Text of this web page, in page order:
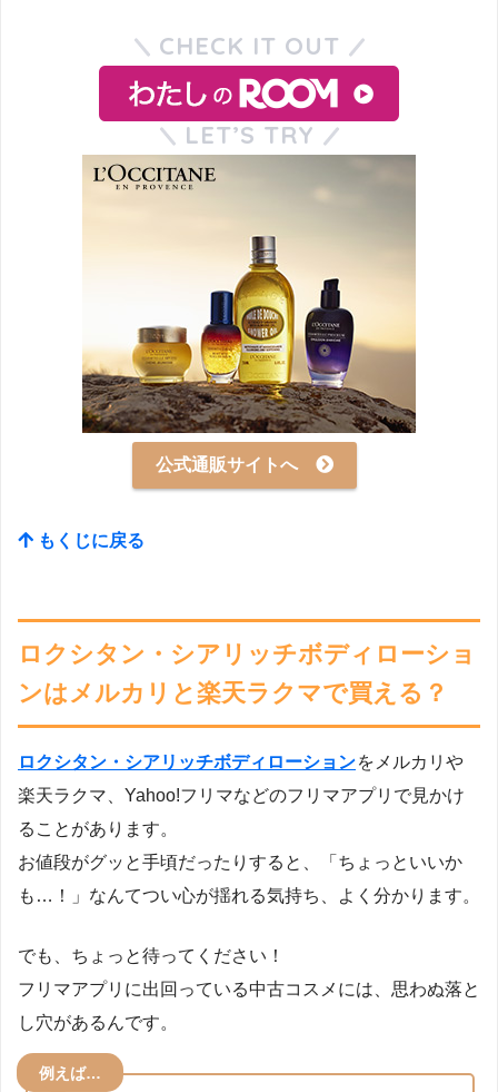
CHECK IT OUT
LET’S TRY
公式通販サイトへ
もくじに戻る
ロクシタン・シアリッチボディローショ
ンはメルカリと楽天ラクマで買える？
ロクシタン・シアリッチボディローションをメルカリや
楽天ラクマ、Yahoo!フリマなどのフリマアプリで見かけ
ることがあります。
お値段がグッと手頃だったりすると、「ちょっといいか
も…！」なんてつい心が揺れる気持ち、よく分かります。
でも、ちょっと待ってください！
フリマアプリに出回っている中古コスメには、思わぬ落と
し穴があるんです。
例えば…